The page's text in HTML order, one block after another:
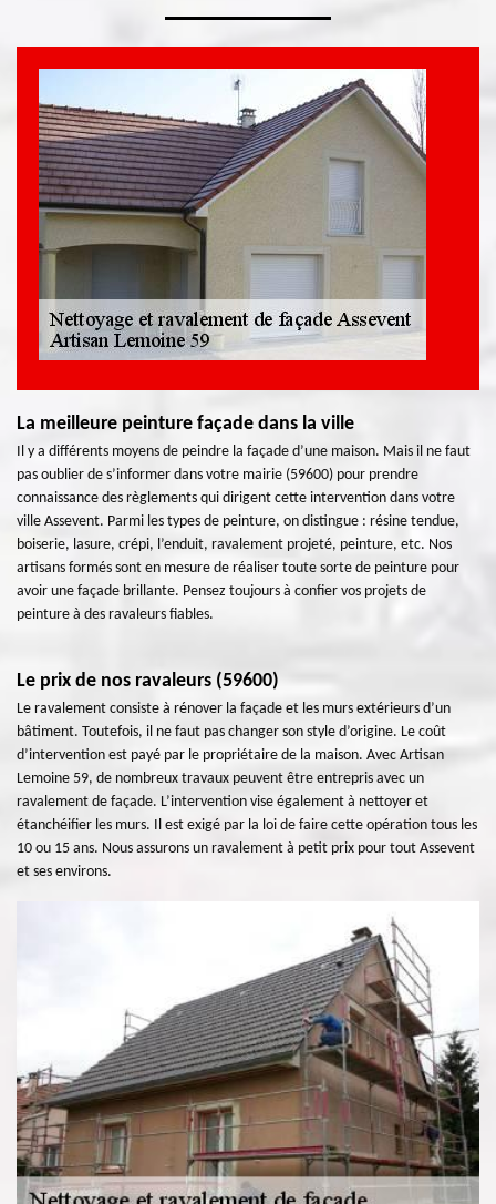
La meilleure peinture façade dans la ville
Il y a différents moyens de peindre la façade d’une maison. Mais il ne faut
pas oublier de s’informer dans votre mairie (59600) pour prendre
connaissance des règlements qui dirigent cette intervention dans votre
ville Assevent. Parmi les types de peinture, on distingue : résine tendue,
boiserie, lasure, crépi, l’enduit, ravalement projeté, peinture, etc. Nos
artisans formés sont en mesure de réaliser toute sorte de peinture pour
avoir une façade brillante. Pensez toujours à confier vos projets de
peinture à des ravaleurs fiables.
Le prix de nos ravaleurs (59600)
Le ravalement consiste à rénover la façade et les murs extérieurs d’un
bâtiment. Toutefois, il ne faut pas changer son style d’origine. Le coût
d’intervention est payé par le propriétaire de la maison. Avec Artisan
Lemoine 59, de nombreux travaux peuvent être entrepris avec un
ravalement de façade. L’intervention vise également à nettoyer et
étanchéifier les murs. Il est exigé par la loi de faire cette opération tous les
10 ou 15 ans. Nous assurons un ravalement à petit prix pour tout Assevent
et ses environs.